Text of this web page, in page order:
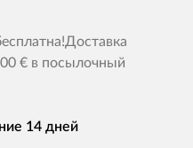
€ в посылочный
14 дней